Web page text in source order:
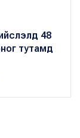
48
тутамд